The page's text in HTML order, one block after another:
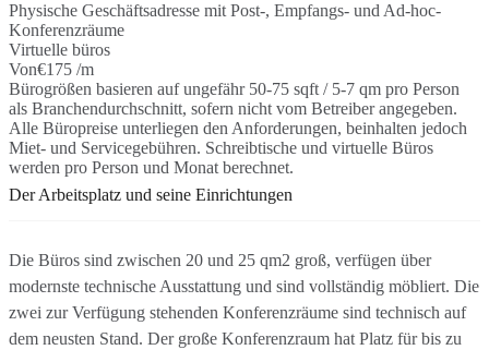
Physische Geschäftsadresse mit Post-, Empfangs- und Ad-hoc-
Konferenzräume
Virtuelle büros
Von€175 /m
Bürogrößen basieren auf ungefähr 50-75 sqft / 5-7 qm pro Person
als Branchendurchschnitt, sofern nicht vom Betreiber angegeben.
Alle Büropreise unterliegen den Anforderungen, beinhalten jedoch
Miet- und Servicegebühren. Schreibtische und virtuelle Büros
werden pro Person und Monat berechnet.
Der Arbeitsplatz und seine Einrichtungen
Die Büros sind zwischen 20 und 25 qm2 groß, verfügen über
modernste technische Ausstattung und sind vollständig möbliert. Die
zwei zur Verfügung stehenden Konferenzräume sind technisch auf
dem neusten Stand. Der große Konferenzraum hat Platz für bis zu